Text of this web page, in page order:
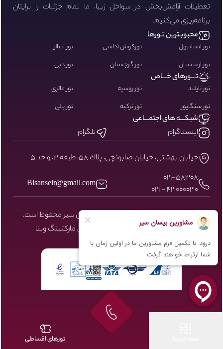
تورهای اقساطی
تعطیلات آرامش‌بخش در سواحل زیبا، ما تمام جزئیات را برایتان
برنامه‌ریزی می‌کنیم.
محبوبـترین تـورها
تور استانبول تورکوش آداسی
تور آنتالیا
تور ارمنستان
تور گرجستان تور دبی
تـــورهای خـــاص
تور تایلند تور روسیه
تور مالزی
تور سنگاپور
تور ترکیه تور بالی
شبکـــه های اجتمـــاعی
اینستاگرام
تلگرام
خيابان بهشتى، خيابان صابونچى، پلاك ٥٨، طبقه ٣، واحد ٥
۰۲۱-58308
43000030 - 021
Bisanseir@gmail.com
کلیه حقوق مادی و معنوی سایت نزد بیسان سیر محفوظ است.
طراحی و توسعه توسط شرکت دیجیتال مارکتینگوبنا